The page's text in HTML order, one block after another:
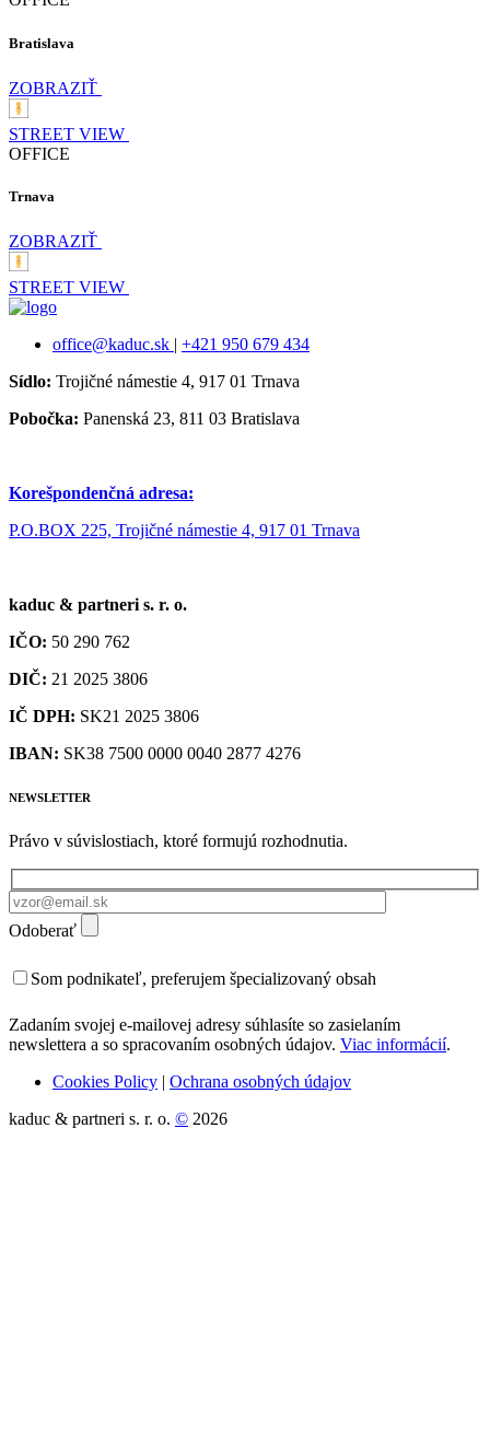
Bratislava
ZOBRAZIŤ
STREET VIEW
OFFICE
Trnava
ZOBRAZIŤ
STREET VIEW
office@kaduc.sk | +421 950 679 434
Sídlo: Trojičné námestie 4, 917 01 Trnava
Pobočka: Panenská 23, 811 03 Bratislava
Korešpondenčná adresa:
P.O.BOX 225, Trojičné námestie 4, 917 01 Trnava
kaduc & partneri s. r. o.
IČO: 50 290 762
DIČ: 21 2025 3806
IČ DPH: SK21 2025 3806
IBAN: SK38 7500 0000 0040 2877 4276
NEWSLETTER
Právo v súvislostiach, ktoré formujú rozhodnutia.
Odoberať
Som podnikateľ, preferujem špecializovaný obsah
Zadaním svojej e-mailovej adresy súhlasíte so zasielaním
newslettera a so spracovaním osobných údajov. Viac informácií.
Cookies Policy | Ochrana osobných údajov
kaduc & partneri s. r. o. © 2026